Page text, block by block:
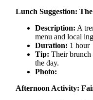
Lunch Suggestion:
Description: A
menu and local
Duration: 1 hour
Tip: Their
the day.
Photo:
Afternoon Activity: